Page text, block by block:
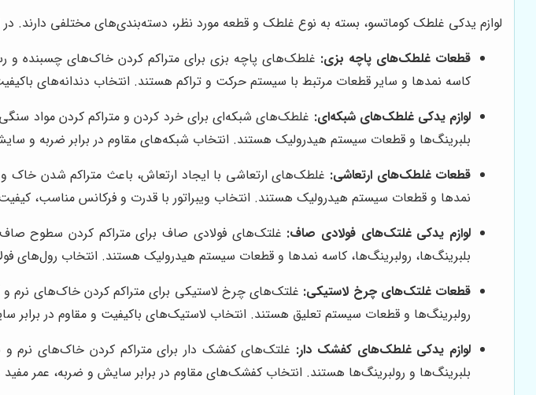
لوازم یدکی غلطک کوماتسو، بسته به نوع غلطک و قطعه مورد نظر، دسته‌بندی‌های مختلفی دارند. در
قطعات غلطک‌های پاچه بزی: غلطک‌های پاچه بزی برای متراکم کردن خاک‌های چسبنده و
کاسه نمدها و سایر قطعات مرتبط با سیستم حرکت و تراکم هستند. انتخاب دندانه‌های
لوازم یدکی غلطک‌های شبکه‌ای: غلطک‌های شبکه‌ای برای خرد کردن و متراکم کردن مواد
بلبرینگ‌ها و قطعات سیستم هیدرولیک هستند. انتخاب شبکه‌های مقاوم در برابر ضربه و
قطعات غلطک‌های ارتعاشی: غلطک‌های ارتعاشی با ایجاد ارتعاش، باعث متراکم شدن خاک
نمدها و قطعات سیستم هیدرولیک هستند. انتخاب ویبراتور با قدرت و فرکانس مناسب،
لوازم یدکی غلتک‌های فولادی صاف: غلتک‌های فولادی صاف برای متراکم کردن سطوح صاف
بلبرینگ‌ها، رولبرینگ‌ها، کاسه نمدها و قطعات سیستم هیدرولیک هستند. انتخاب رول‌های
قطعات غلتک‌های چرخ لاستیکی: غلتک‌های چرخ لاستیکی برای متراکم کردن خاک‌های نرم
رولبرینگ‌ها و قطعات سیستم تعلیق هستند. انتخاب لاستیک‌های باکیفیت و مقاوم در برابر
لوازم یدکی غلطک‌های کفشک دار: غلتک‌های کفشک دار برای متراکم کردن خاک‌های نرم و
بلبرینگ‌ها و رولبرینگ‌ها هستند. انتخاب کفشک‌های مقاوم در برابر سایش و ضربه، عمر